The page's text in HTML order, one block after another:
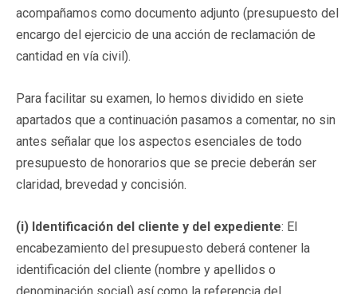
acompañamos como documento adjunto (presupuesto del
encargo del ejercicio de una acción de reclamación de
cantidad en vía civil).
Para facilitar su examen, lo hemos dividido en siete
apartados que a continuación pasamos a comentar, no sin
antes señalar que los aspectos esenciales de todo
presupuesto de honorarios que se precie deberán ser
claridad, brevedad y concisión.
(i) Identificación del cliente y del expediente: El
encabezamiento del presupuesto deberá contener la
identificación del cliente (nombre y apellidos o